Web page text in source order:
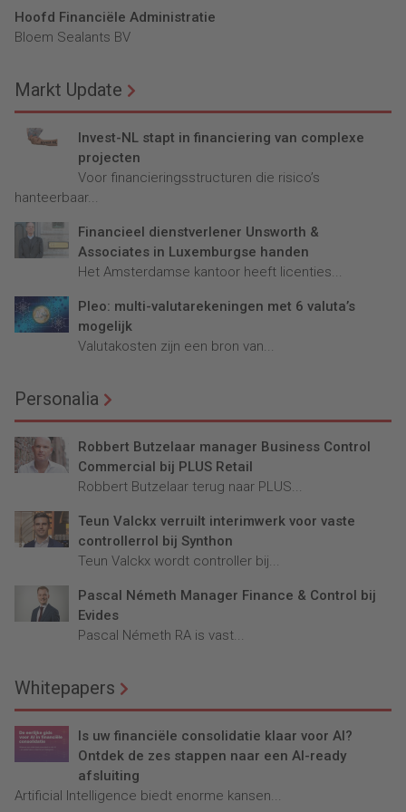
Hoofd Financiële Administratie
Bloem Sealants BV
Markt Update
Invest-NL stapt in financiering van complexe
projecten
Voor financieringsstructuren die risico’s
hanteerbaar...
Financieel dienstverlener Unsworth &
Associates in Luxemburgse handen
Het Amsterdamse kantoor heeft licenties...
Pleo: multi-valutarekeningen met 6 valuta’s
mogelijk
Valutakosten zijn een bron van...
Personalia
Robbert Butzelaar manager Business Control
Commercial bij PLUS Retail
Robbert Butzelaar terug naar PLUS...
Teun Valckx verruilt interimwerk voor vaste
controllerrol bij Synthon
Teun Valckx wordt controller bij...
Pascal Németh Manager Finance & Control bij
Evides
Pascal Németh RA is vast...
Whitepapers
Is uw financiële consolidatie klaar voor AI?
Ontdek de zes stappen naar een AI-ready
afsluiting
Artificial Intelligence biedt enorme kansen...